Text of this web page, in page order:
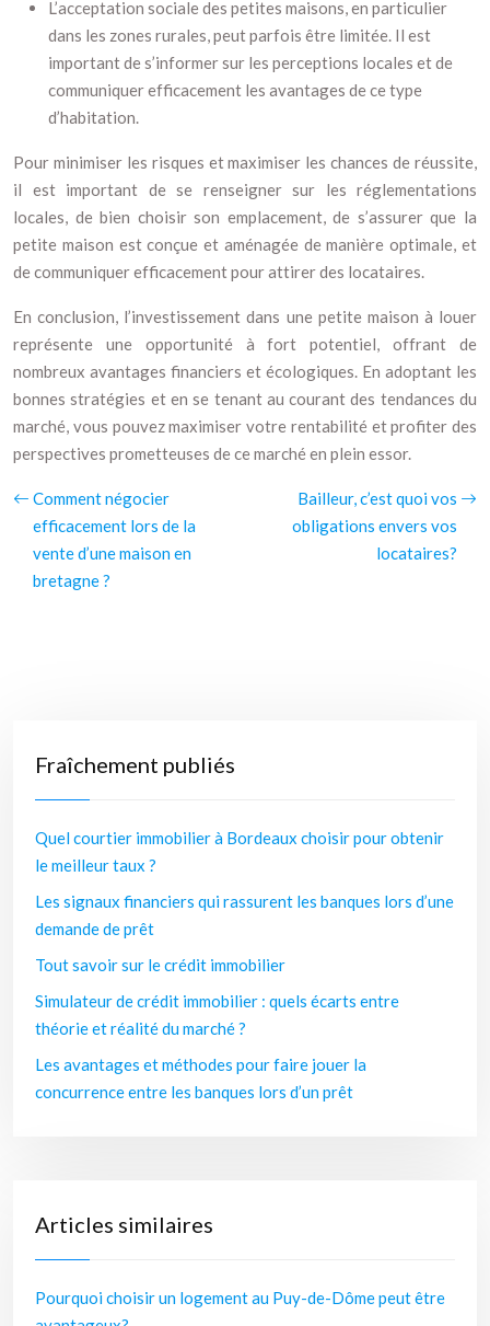
L’acceptation sociale des petites maisons, en particulier
dans les zones rurales, peut parfois être limitée. Il est
important de s’informer sur les perceptions locales et de
communiquer efficacement les avantages de ce type
d’habitation.
Pour minimiser les risques et maximiser les chances de réussite,
il est important de se renseigner sur les réglementations
locales, de bien choisir son emplacement, de s’assurer que la
petite maison est conçue et aménagée de manière optimale, et
de communiquer efficacement pour attirer des locataires.
En conclusion, l’investissement dans une petite maison à louer
représente une opportunité à fort potentiel, offrant de
nombreux avantages financiers et écologiques. En adoptant les
bonnes stratégies et en se tenant au courant des tendances du
marché, vous pouvez maximiser votre rentabilité et profiter des
perspectives prometteuses de ce marché en plein essor.
Comment négocier
efficacement lors de la
vente d’une maison en
bretagne ?
Bailleur, c’est quoi vos
obligations envers vos
locataires?
Fraîchement publiés
Quel courtier immobilier à Bordeaux choisir pour obtenir
le meilleur taux ?
Les signaux financiers qui rassurent les banques lors d’une
demande de prêt
Tout savoir sur le crédit immobilier
Simulateur de crédit immobilier : quels écarts entre
théorie et réalité du marché ?
Les avantages et méthodes pour faire jouer la
concurrence entre les banques lors d’un prêt
Articles similaires
Pourquoi choisir un logement au Puy-de-Dôme peut être